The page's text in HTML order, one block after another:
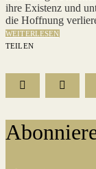
ihre Existenz und
die Hoffnung
WEITERLESEN
TEILEN